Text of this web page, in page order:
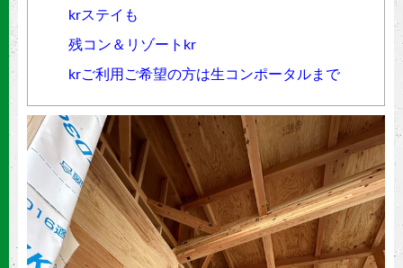
krステイも
残コン＆リゾートkr
krご利用ご希望の方は生コンポータルまで